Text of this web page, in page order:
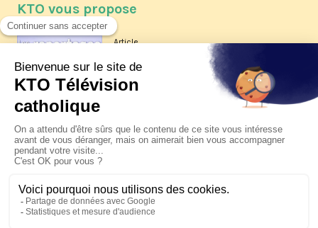
KTO vous propose
Article
Les reportages d'été 2026 de KTO
La visite pastorale du pape Léon
XIV à Assise à suivre sur KTO le
jeudi 6 août
Le pape en Uruguay, Argentine et
Pérou du 6 au 17 novembre 2026